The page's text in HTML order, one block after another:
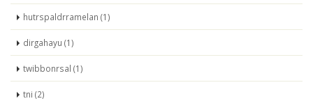
hutrspaldrramelan (1)
dirgahayu (1)
twibbonrsal (1)
tni (2)